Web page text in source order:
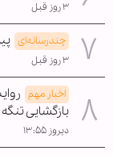
۳ روز قبل
چندرسانه‌ای
۳ روز قبل
اخبار مهم
بازگشایی
دیروز ۱۳:۵۵